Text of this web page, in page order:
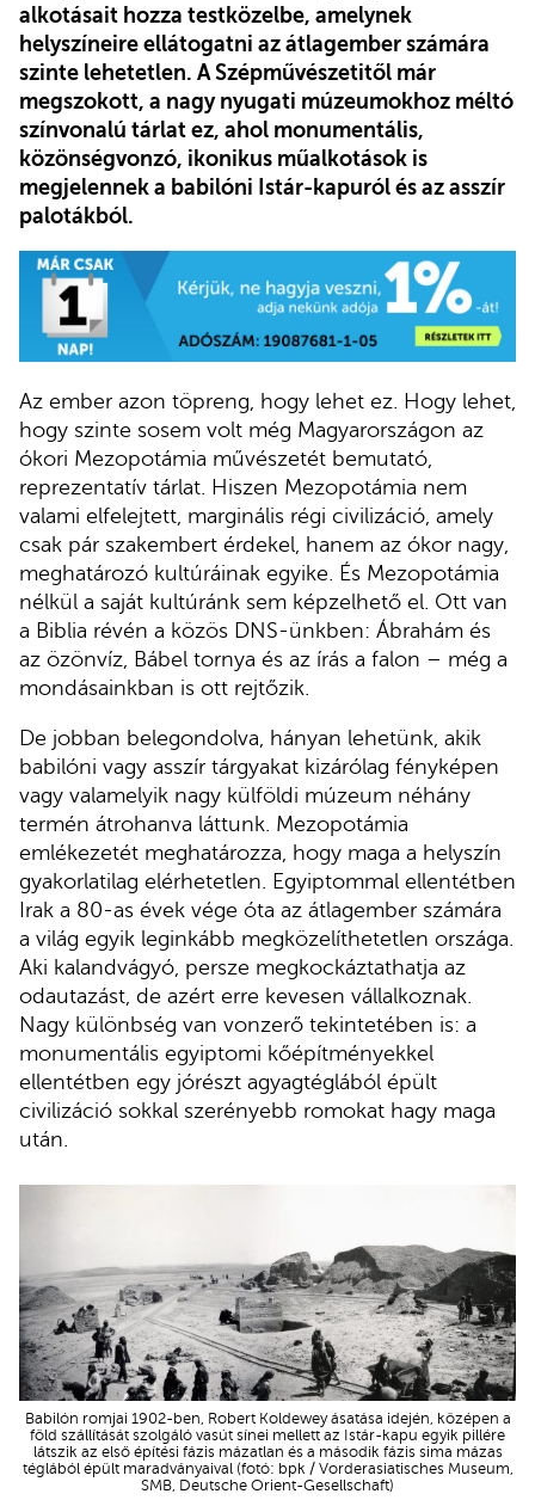
alkotásait hozza testközelbe, amelynek
helyszíneire ellátogatni az átlagember számára
szinte lehetetlen. A Szépművészetitől már
megszokott, a nagy nyugati múzeumokhoz méltó
színvonalú tárlat ez, ahol monumentális,
közönségvonzó, ikonikus műalkotások is
megjelennek a babilóni Istár-kapuról és az asszír
palotákból.
Az ember azon töpreng, hogy lehet ez. Hogy lehet,
hogy szinte sosem volt még Magyarországon az
ókori Mezopotámia művészetét bemutató,
reprezentatív tárlat. Hiszen Mezopotámia nem
valami elfelejtett, marginális régi civilizáció, amely
csak pár szakembert érdekel, hanem az ókor nagy,
meghatározó kultúráinak egyike. És Mezopotámia
nélkül a saját kultúránk sem képzelhető el. Ott van
a Biblia révén a közös DNS-ünkben: Ábrahám és
az özönvíz, Bábel tornya és az írás a falon – még a
mondásainkban is ott rejtőzik.
De jobban belegondolva, hányan lehetünk, akik
babilóni vagy asszír tárgyakat kizárólag fényképen
vagy valamelyik nagy külföldi múzeum néhány
termén átrohanva láttunk. Mezopotámia
emlékezetét meghatározza, hogy maga a helyszín
gyakorlatilag elérhetetlen. Egyiptommal ellentétben
Irak a 80-as évek vége óta az átlagember számára
a világ egyik leginkább megközelíthetetlen országa.
Aki kalandvágyó, persze megkockáztathatja az
odautazást, de azért erre kevesen vállalkoznak.
Nagy különbség van vonzerő tekintetében is: a
monumentális egyiptomi kőépítményekkel
ellentétben egy jórészt agyagtéglából épült
civilizáció sokkal szerényebb romokat hagy maga
után.
Babilón romjai 1902-ben, Robert Koldewey ásatása idején, középen a
föld szállítását szolgáló vasút sínei mellett az Istár-kapu egyik pillére
látszik az első építési fázis mázatlan és a második fázis sima mázas
téglából épült maradványaival (fotó: bpk / Vorderasiatisches Museum,
SMB, Deutsche Orient-Gesellschaft)